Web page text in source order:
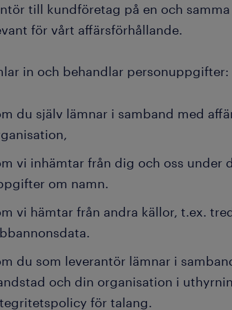
till kundföretag på en och
för vårt affärsförhållande.
in och behandlar personuppgifter:
du själv lämnar i samband med
vi inhämtar från dig och oss under
om namn.
vi hämtar från andra källor, t.ex.
du som leverantör lämnar i
och din organisation i
för talang.